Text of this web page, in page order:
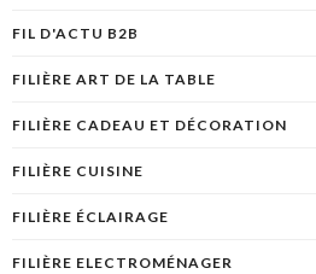
FIL D'ACTU B2B
FILIÈRE ART DE LA TABLE
FILIÈRE CADEAU ET DÉCORATION
FILIÈRE CUISINE
FILIÈRE ÉCLAIRAGE
FILIÈRE ELECTROMÉNAGER